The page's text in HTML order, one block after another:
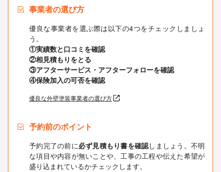
事業者の選び方
優良な事業者を選ぶ際は以下の4つをチェックしましょ
う。
①実績数と口コミを確認
②相見積もりをとる
③アフターサービス・アフターフォローを確認
④保険加入の可否を確認
優良な外壁塗装事業者の選び方
予約前のポイント
予約完了の前に必ず見積もり書を確認しましょう。不明
な項目や内容が無いことや、工事の工程や伝えた希望が
盛り込まれているかチェックします。